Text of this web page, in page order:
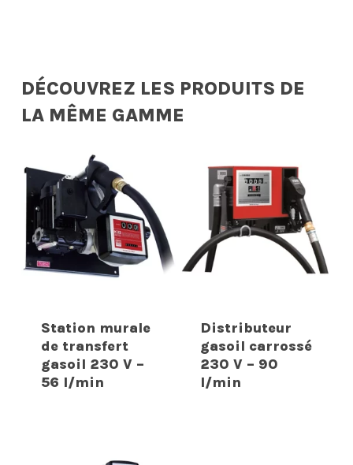
DÉCOUVREZ LES PRODUITS DE
LA MÊME GAMME
Station murale
de transfert
gasoil 230 V –
56 l/min
Distributeur
gasoil carrossé
230 V – 90
l/min